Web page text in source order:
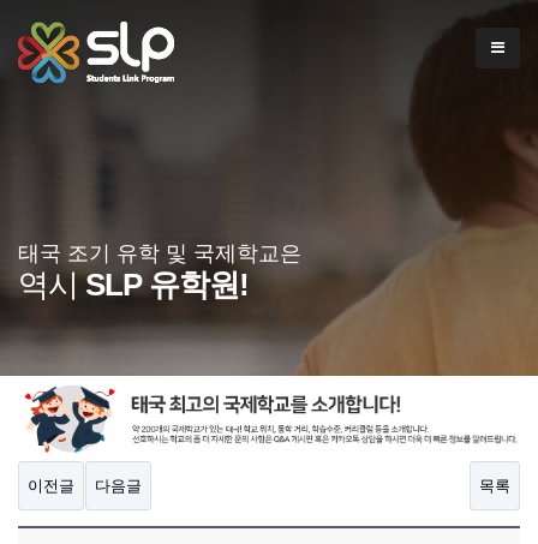
태국 조기 유학 및 국제학교은
역시SLP 유학원!
이전글 다음글 목록